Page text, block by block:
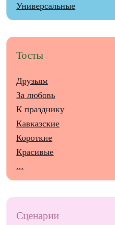
Универсальные
Тосты
Друзьям
За любовь
К празднику
Кавказские
Короткие
Красивые
...
Сценарии